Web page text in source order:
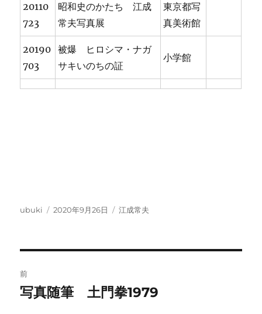
20110
723
昭和史のかたち 江成
常夫写真展
東京都写
真美術館
20190
703
被爆 ヒロシマ・ナガ
サキいのちの証
小学館
投
ubuki
投
2020年9月26日
カ
江成常夫
稿
前
前
写真随筆 土門拳1979